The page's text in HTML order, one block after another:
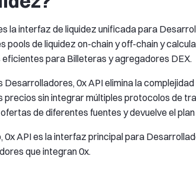
la interfaz de liquidez unificada para
pools de liquidez on-chain y off-chain y
para Billeteras y agregadores DEX.
Desarrolladores, 0x API elimina la
precios sin integrar múltiples protocolos de
de diferentes fuentes y devuelve el
0x API es la interfaz principal para
que integran 0x.